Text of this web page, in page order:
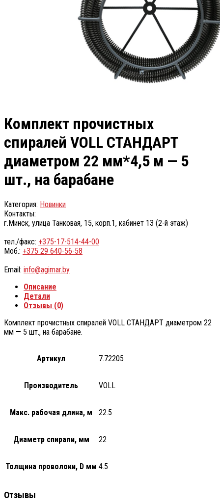
Комплект прочистных
спиралей VOLL СТАНДАРТ
диаметром 22 мм*4,5 м — 5
шт., на барабане
Категория: Новинки
Контакты:
г.Минск, улица Танковая, 15, корп.1, кабинет 13 (2-й этаж)
тел./факс: +375-17-514-44-00
Моб.: +375 29 640-56-58
Email: info@agimar.by
Описание
Детали
Отзывы (0)
Комплект прочистных спиралей VOLL СТАНДАРТ диаметром 22
мм — 5 шт., на барабане.
Артикул 7.72205
Производитель VOLL
Макс. рабочая длина, м 22.5
Диаметр спирали, мм 22
Толщина проволоки, D мм 4.5
Отзывы